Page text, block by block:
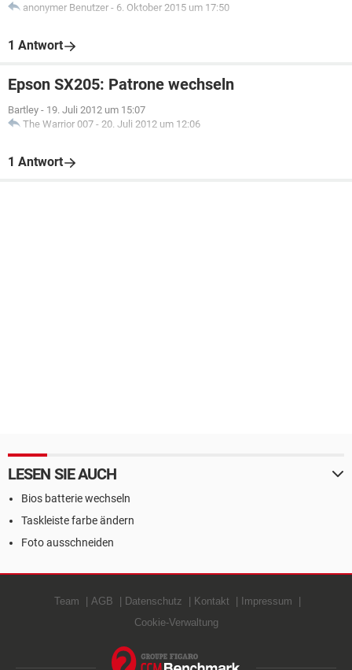
anonymer Benutzer - 6. Oktober 2015 um 17:50
1 Antwort
Epson SX205: Patrone wechseln
Bartley - 19. Juli 2012 um 15:07
The Warrior 007 - 20. Juli 2012 um 12:06
1 Antwort
LESEN SIE AUCH
Bios batterie wechseln
Taskleiste farbe ändern
Foto ausschneiden
Team AGB Datenschutz Kontakt
Impressum
Cookie-Verwaltung